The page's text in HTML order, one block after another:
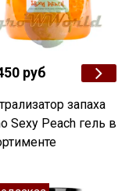
руб
запаха
Sexy Peach гель в